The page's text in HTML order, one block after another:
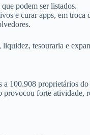
podem ser listados.
e curar apps, em troca
tesouraria e
proprietários
forte